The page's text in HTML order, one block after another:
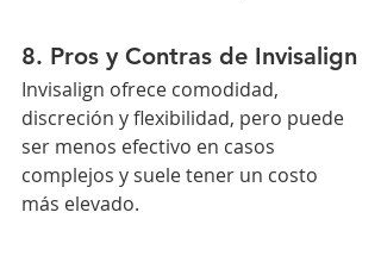
8. Pros y Contras de Invisalign
Invisalign ofrece comodidad,
discreción y flexibilidad, pero puede
ser menos efectivo en casos
complejos y suele tener un costo
más elevado.